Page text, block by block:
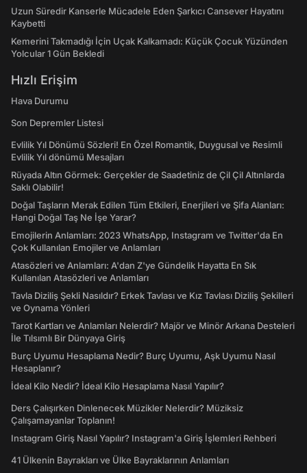
Uzun Süredir Kanserle Mücadele Eden Şarkıcı Cansever Hayatını
Kaybetti
Kemerini Takmadığı İçin Uçak Kalkamadı: Küçük Çocuk Yüzünden
Yolcular 1 Gün Bekledi
Hızlı Erişim
Hava Durumu
Son Depremler Listesi
Evlilik Yıl Dönümü Sözleri! En Özel Romantik, Duygusal ve Resimli
Evlilik Yıl dönümü Mesajları
Rüyada Altın Görmek: Gerçekler de Saadetiniz de Çil Çil Altınlarda
Saklı Olabilir!
Doğal Taşların Merak Edilen Tüm Etkileri, Enerjileri ve Şifa Alanları:
Hangi Doğal Taş Ne İşe Yarar?
Emojilerin Anlamları: 2023 WhatsApp, Instagram ve Twitter'da En
Çok Kullanılan Emojiler ve Anlamları
Atasözleri ve Anlamları: A'dan Z'ye Gündelik Hayatta En Sık
Kullanılan Atasözleri ve Anlamları
Tavla Diziliş Şekli Nasıldır? Erkek Tavlası ve Kız Tavlası Diziliş Şekilleri
ve Oynama Yönleri
Tarot Kartları ve Anlamları Nelerdir? Majör ve Minör Arkana Desteleri
İle Tılsımlı Bir Dünyaya Giriş
Burç Uyumu Hesaplama Nedir? Burç Uyumu, Aşk Uyumu Nasıl
Hesaplanır?
İdeal Kilo Nedir? İdeal Kilo Hesaplama Nasıl Yapılır?
Ders Çalışırken Dinlenecek Müzikler Nelerdir? Müziksiz
Çalışamayanlar Toplanın!
Instagram Giriş Nasıl Yapılır? Instagram'a Giriş İşlemleri Rehberi
41 Ülkenin Bayrakları ve Ülke Bayraklarının Anlamları